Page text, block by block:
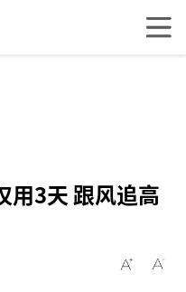
用3天 跟风追高